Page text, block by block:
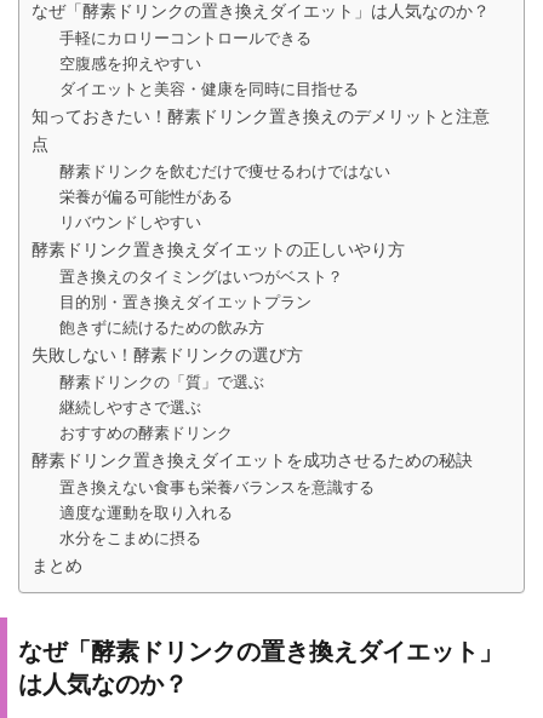
なぜ「酵素ドリンクの置き換えダイエット」は人気なのか？
手軽にカロリーコントロールできる
空腹感を抑えやすい
ダイエットと美容・健康を同時に目指せる
知っておきたい！酵素ドリンク置き換えのデメリットと注意
点
酵素ドリンクを飲むだけで痩せるわけではない
栄養が偏る可能性がある
リバウンドしやすい
酵素ドリンク置き換えダイエットの正しいやり方
置き換えのタイミングはいつがベスト？
目的別・置き換えダイエットプラン
飽きずに続けるための飲み方
失敗しない！酵素ドリンクの選び方
酵素ドリンクの「質」で選ぶ
継続しやすさで選ぶ
おすすめの酵素ドリンク
酵素ドリンク置き換えダイエットを成功させるための秘訣
置き換えない食事も栄養バランスを意識する
適度な運動を取り入れる
水分をこまめに摂る
まとめ
なぜ「酵素ドリンクの置き換えダイエット」
は人気なのか？